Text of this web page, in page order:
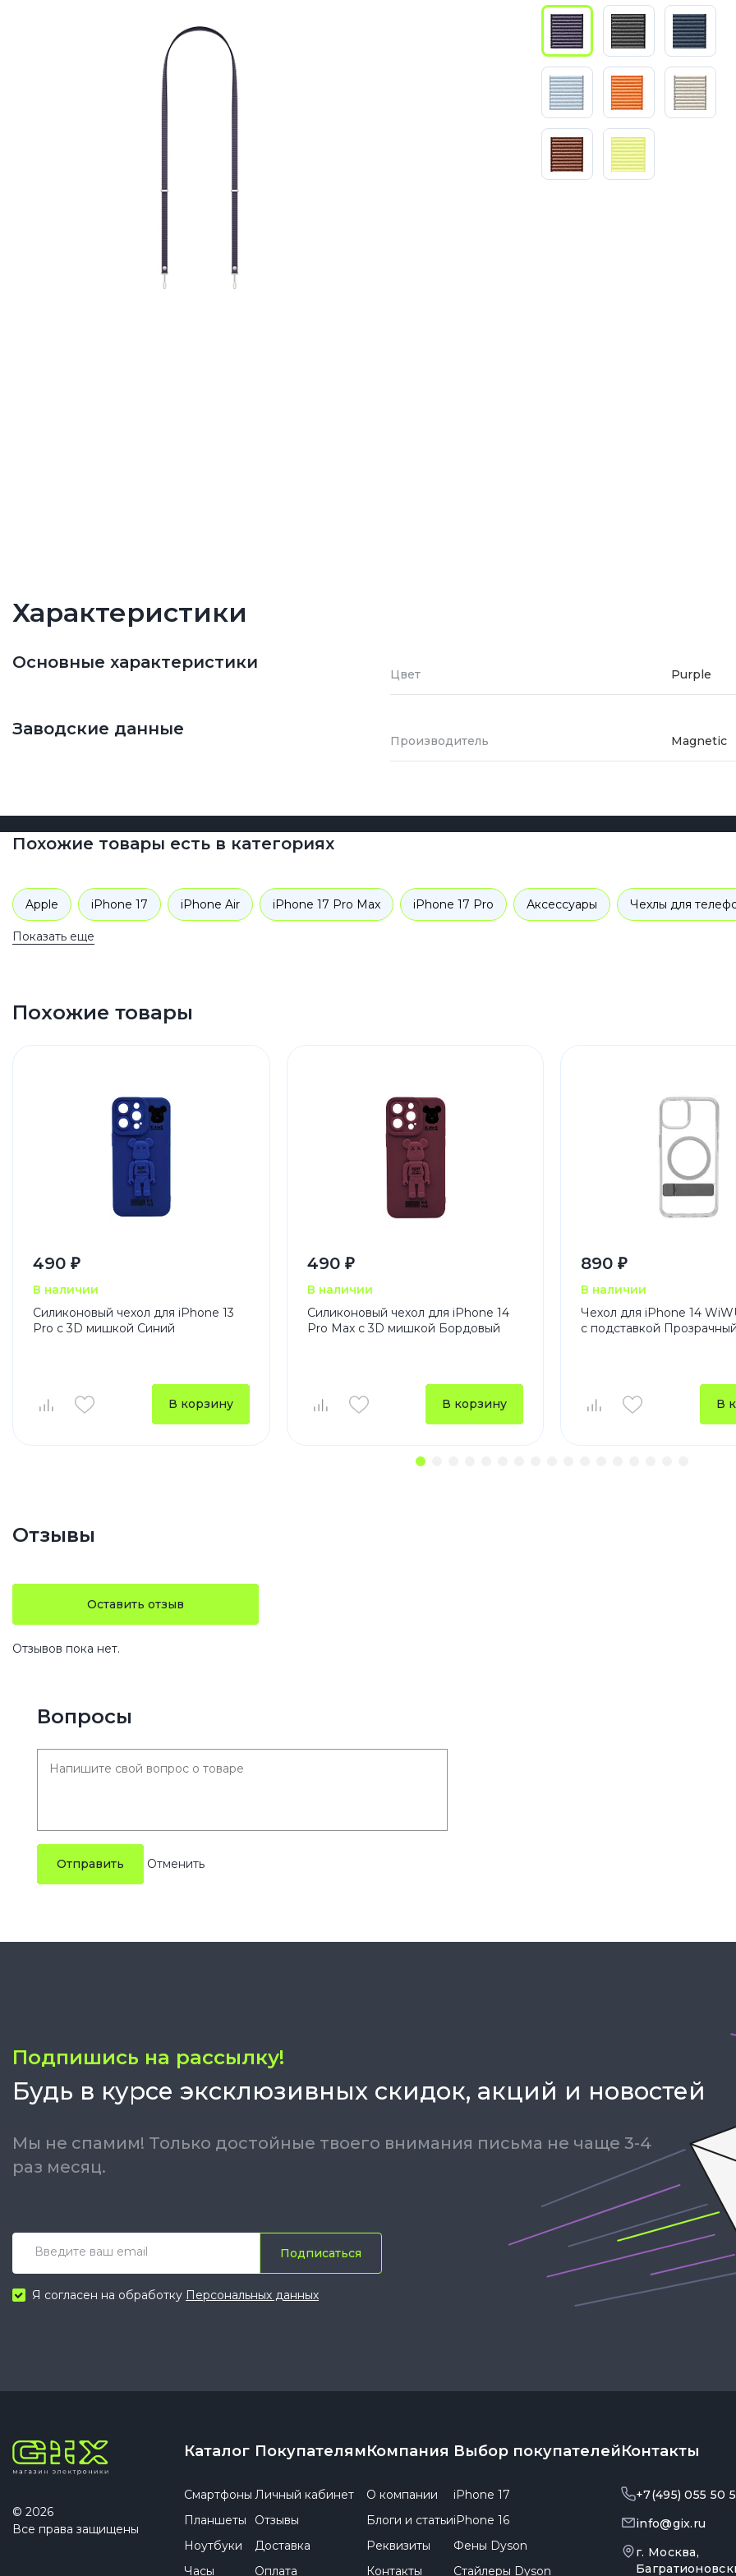
Pixel 9
Pixel 8
Pixel 7
Pixel 6
Характеристики
Основные характеристики
Цвет Purple
Заводские данные
Производитель Magnetic
Похожие товары есть в категориях
Apple iPhone 17 iPhone Air iPhone 17 Pro Max iPhone 17 Pro Аксессуары Чехлы для
Показать еще
Похожие товары
490 ₽
В наличии
Силиконовый чехол для iPhone 13
Pro с 3D мишкой Синий
В корзину
490 ₽
В наличии
Силиконовый чехол для iPhone 14
Pro Max с 3D мишкой Бордовый
В корзину
890 ₽
В наличии
Чехол для iPhone 14
с подставкой
В
Отзывы
Оставить отзыв
Отзывов пока нет.
Вопросы
Отправить
Подпишись на рассылку!
Будь в курсе эксклюзивных скидок, акций и новостей
Мы не спамим! Только достойные твоего внимания письма не чаще 3-4
раз месяц.
Подписаться
Я согласен на обработку Персональных данных
© 2026
Все права защищены
Каталог
Смартфоны
Планшеты
Ноутбуки
Часы
Покупателям
Личный кабинет
Отзывы
Доставка
Оплата
Компания
О компании
Блоги и статьи
Реквизиты
Контакты
Выбор покупателей
iPhone 17
iPhone 16
Фены Dyson
Стайлеры Dyson
Контакты
+7(495) 055 50
info@gix.ru
г. Москва,